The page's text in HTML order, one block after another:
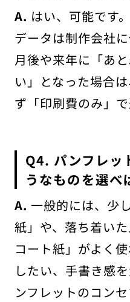
A. はい、可能です
データは制作会社
月後や来年に「あ
い」となった場合
ず「印刷費のみ」
Q4. パンフレッ
うなものを選べ
A. 一般的には、少
紙」や、落ち着い
コート紙」がよく
したい、手書き感
ンフレットのコン